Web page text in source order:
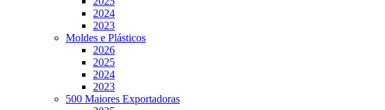
2024
2023
Moldes e Plásticos
2026
2025
2024
2023
500 Maiores Exportadoras